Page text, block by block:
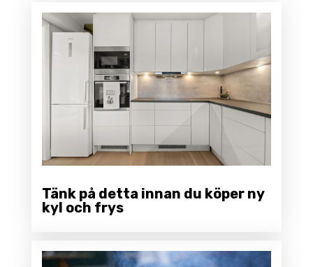
Tänk på detta innan du köper ny
kyl och frys